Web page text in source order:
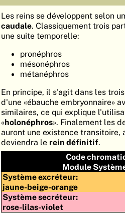
Les reins se développent selon
caudale. Classiquement trois
une suite temporelle:
pronéphros
mésonéphros
métanéphros
En principe, il s'agit dans les
d'une «ébauche embryonnaire»
similaires, ce qui explique
«holonéphros». Finalement les
auront une existence transitoire,
deviendra le rein définitif.
Code
Module
Système excréteur:
jaune-beige-orange
Système secréteur:
rose-lilas-violet